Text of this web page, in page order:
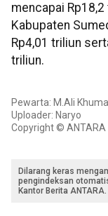
mencapai
Kabupaten
Rp4,01 triliun
triliun.
Pewarta: M.Ali
Uploader: Naryo
Copyright © ANTARA
Dilarang keras
pengindeksan
Kantor Berita ANTARA.